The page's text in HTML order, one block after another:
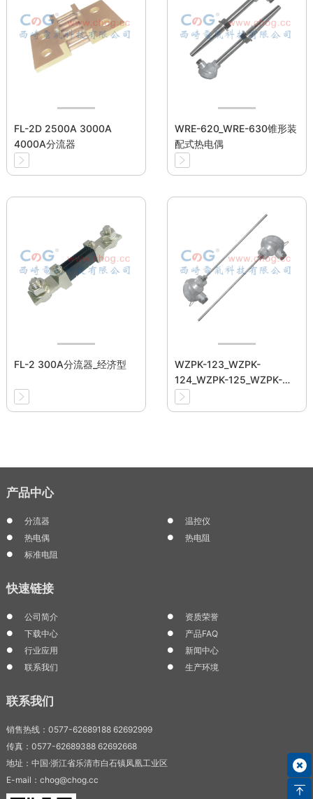
FL-2D 2500A 3000A
4000A分流器
WRE-620_WRE-630锥形装
配式热电偶
FL-2 300A分流器_经济型
WZPK-123_WZPK-
124_WZPK-125_WZPK-
126_WZPK-128铠装热电阻
产品中心
分流器
温控仪
热电偶
热电阻
标准电阻
快速链接
公司简介
资质荣誉
下载中心
产品FAQ
行业应用
新闻中心
联系我们
生产环境
联系我们
销售热线：0577-62689188 62692999
传真：0577-62689388 62692668
地址：中国·浙江省乐清市白石镇凤凰工业区
E-mail：chog@chog.cc